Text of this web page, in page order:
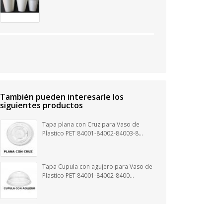
También pueden interesarle los
siguientes productos
Tapa plana con Cruz para Vaso de
Plastico PET 84001-84002-84003-8...
Tapa Cupula con agujero para Vaso de
Plastico PET 84001-84002-8400...